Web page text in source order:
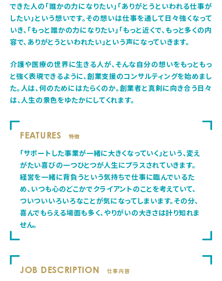
できた人の「誰かの力になりたい」「ありがとうといわれる仕事が
したい」という想いです。その想いは仕事を通して日々強くなって
いき、「もっと誰かの力になりたい」「もっと近くで、もっと多くの内
容で、ありがとうといわれたい」という声になっていきます。
介護や医療の世界に生きる人が、そんな自分の想いをもっともっ
と強く表現できるように、創業支援のコンサルティングを始めまし
た。人は、何のためにはたらくのか。創業者と真剣に向き合う日々
は、人生の景色をゆたかにしてくれます。
FEATURES 特徴
「サポートした事業が一緒に大きくなっていく」という、変え
がたい喜びの一つひとつが人生にプラスされていきます。
経営を一緒に背負うという気持ちで仕事に臨んでいるた
め、いつも心のどこかでクライアントのことを考えていて、
ついついいろいろなことが気になってしまいます。その分、
喜んでもらえる場面も多く、やりがいの大きさは計り知れま
せん。
JOB DESCRIPTION 仕事内容